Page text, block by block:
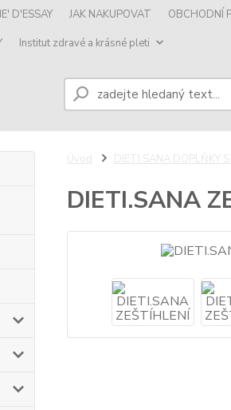
D'ESSAY JAK NAKUPOVAT OBCHODNÍ
Institut zdravé a krásné pleti
Úvod DIETI.SANA DOPLŇKY
DIETI.SANA